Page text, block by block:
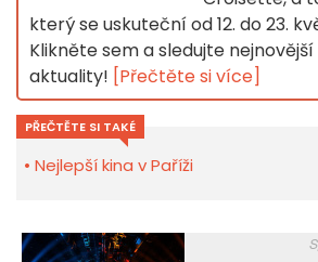
který se uskuteční od 12. do 23.
Klikněte sem a sledujte
aktuality! [Přečtěte si více]
PŘEČTĚTE SI TAKÉ
Nejlepší kina v Paříži